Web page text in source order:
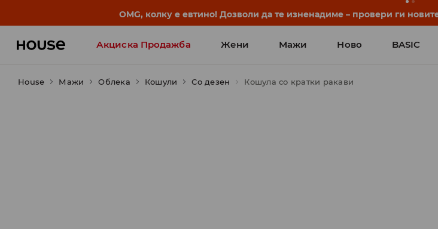
BACK TO SCHOOL📒Најдобрите приказни започнуваат уште пред првото училишно
Акциска Продажба Жени Мажи Ново BASIC
House Мажи Облека Кошули Со дезен Кошула со кратки ракави